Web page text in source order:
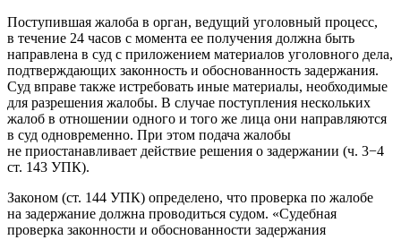
Поступившая жалоба в орган, ведущий уголовный процесс,
в течение 24 часов с момента ее получения должна быть
направлена в суд с приложением материалов уголовного дела,
подтверждающих законность и обоснованность задержания.
Суд вправе также истребовать иные материалы, необходимые
для разрешения жалобы. В случае поступления нескольких
жалоб в отношении одного и того же лица они направляются
в суд одновременно. При этом подача жалобы
не приостанавливает действие решения о задержании (ч. 3−4
ст. 143 УПК).
Законом (ст. 144 УПК) определено, что проверка по жалобе
на задержание должна проводиться судом. «Судебная
проверка законности и обоснованности задержания